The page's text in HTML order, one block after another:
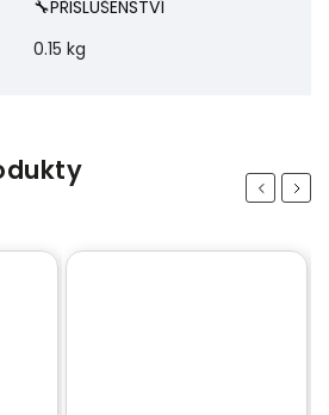
🔧PŘISLUŠENSTVÍ
0.15 kg
Previous
Next